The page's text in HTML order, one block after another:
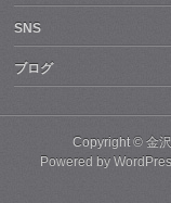
SNS
ブログ
Copyright © 金
Powered by